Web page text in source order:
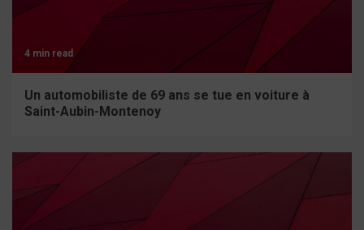
4 min read
Un automobiliste de 69 ans se tue en voiture à
Saint-Aubin-Montenoy